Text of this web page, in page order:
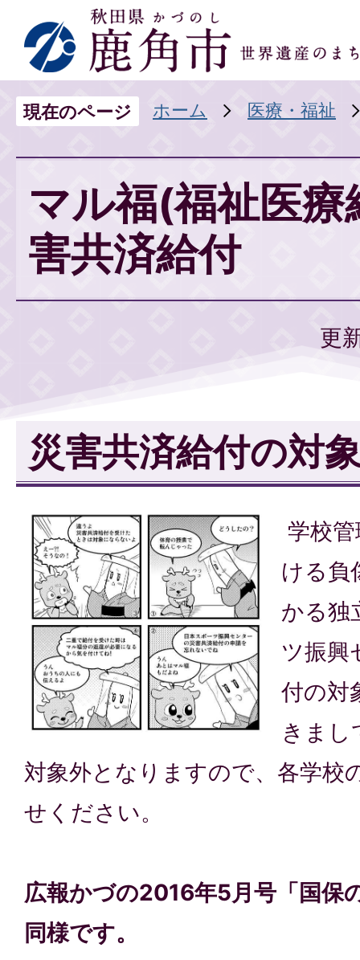
現在のページ ホーム 医療・福祉
マル福(福祉医
害共済給付
更
災害共済給付の対
学校
ける負
かる独
ツ振興
付の対
きまし
対象外となりますので、各学校
せください。
広報かづの2016年5月号「国保
同様です。